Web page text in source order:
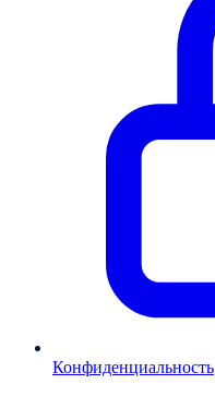
Конфиденциальность